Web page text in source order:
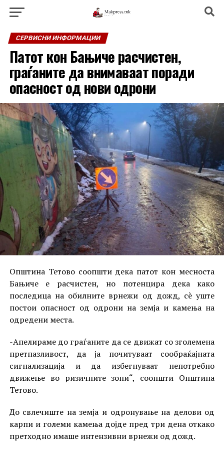
СЕРВИСНИ ИНФОРМАЦИИ
Патот кон Бањиче расчистен,
граѓаните да внимаваат поради
опасност од нови одрони
Општина Тетово соопшти дека патот кон месноста
Бањиче е расчистен, но потенцира дека како
последица на обилните врнежи од дожд, сè уште
постои опасност од одрони на земја и камења на
одредени места.
-Апелираме до граѓаните да се движат со зголемена
претпазливост, да ја почитуваат сообраќајната
сигнализација и да избегнуваат непотребно
движење во ризичните зони“, соопшти Општина
Тетово.
До свлечиште на земја и одронување на делови од
карпи и големи камења дојде пред три дена откако
претходно имаше интензивни врнежи од дожд.